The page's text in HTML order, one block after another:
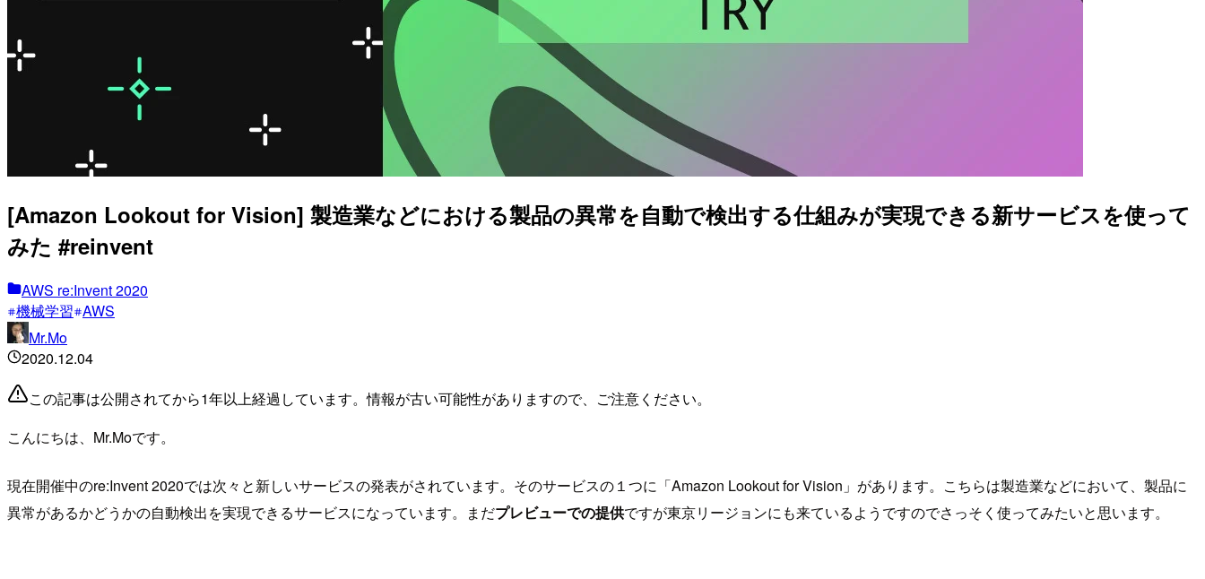
[Amazon Lookout for Vision] 製造業などにおける製品の異常を自動で検出する仕組みが実現できる新サービスを使って
みた #reinvent
AWS re:Invent 2020
機械学習 AWS
Mr.Mo
2020.12.04
この記事は公開されてから1年以上経過しています。情報が古い可能性がありますので、ご注意ください。
こんにちは、Mr.Moです。
現在開催中のre:Invent 2020では次々と新しいサービスの発表がされています。そのサービスの１つに「Amazon Lookout for Vision」があります。こちらは製造業などにおいて、製品に
異常があるかどうかの自動検出を実現できるサービスになっています。まだプレビューでの提供ですが東京リージョンにも来ているようですのでさっそく使ってみたいと思います。